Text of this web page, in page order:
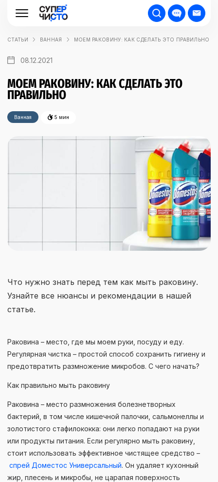
СТАТЬИ ВАННАЯ МОЕМ РАКОВИНУ: КАК СДЕЛАТЬ ЭТО ПРАВИЛЬНО
08.12.2021
МОЕМ РАКОВИНУ: КАК СДЕЛАТЬ ЭТО
ПРАВИЛЬНО
Ванная 5 мин
Что нужно знать перед тем как мыть раковину.
Узнайте все нюансы и рекомендации в нашей
статье.
Раковина – место, где мы моем руки, посуду и еду.
Регулярная чистка – простой способ сохранить гигиену и
предотвратить размножение микробов. С чего начать?
Как правильно мыть раковину
Раковина – место размножения болезнетворных
бактерий, в том числе кишечной палочки, сальмонеллы и
золотистого стафилококка: они легко попадают на руки
или продукты питания. Если регулярно мыть раковину,
стоит использовать эффективное чистящее средство –
спрей Доместос Универсальный. Он удаляет кухонный
жир, плесень и микробы, не царапая поверхность